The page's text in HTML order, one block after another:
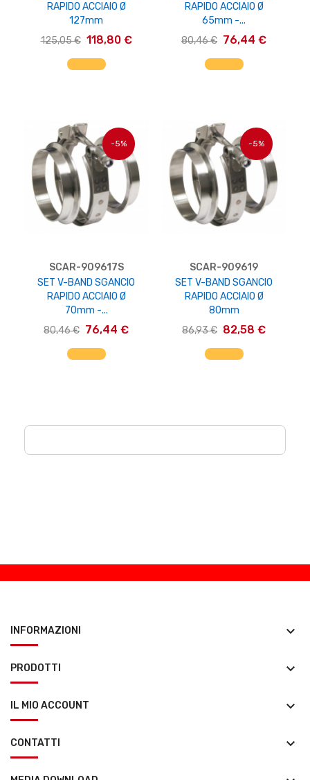
RAPIDO ACCIAIO Ø
127mm
125,05 € 118,80 €
AGGIUNGI AL CARRELLO
RAPIDO ACCIAIO Ø
65mm -...
80,46 € 76,44 €
AGGIUNGI AL CARRELLO
-5%
SCAR-909617S
SET V-BAND SGANCIO
RAPIDO ACCIAIO Ø
70mm -...
80,46 € 76,44 €
AGGIUNGI AL CARRELLO
-5%
SCAR-909619
SET V-BAND SGANCIO
RAPIDO ACCIAIO Ø
80mm
86,93 € 82,58 €
AGGIUNGI AL CARRELLO
INFORMAZIONI keyboard_arrow_down
PRODOTTI keyboard_arrow_down
IL MIO ACCOUNT keyboard_arrow_down
CONTATTI keyboard_arrow_down